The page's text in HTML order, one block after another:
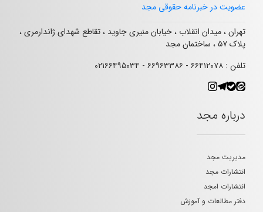
عضویت در خبرنامه حقوقی مجد
تهران ، میدان انقلاب ، خیابان منیری جاوید ، تقاطع شهدای ژاندارمری ،
پلاک ۵۷ ، ساختمان مجد
تلفن : ۶۶۴۱۲۰۷۸ - ۶۶۹۶۳۳۸۶ - ۰۲۱۶۶۴۹۵۰۳۴
درباره مجد
مدیریت مجد
انتشارات مجد
انتشارات امجد
دفتر مطالعات و آموزش